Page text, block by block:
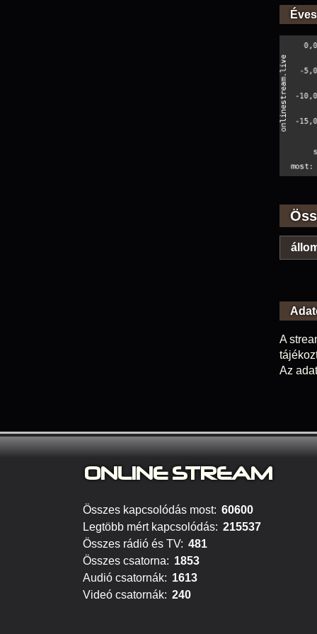
A
Az
ONLINE STREAM
Összes kapcsolódás most: 60600
Legtöbb mért kapcsolódás: 215537
Összes rádió és TV: 481
Összes csatorna: 1853
Audió csatornák: 1613
Videó csatornák: 240